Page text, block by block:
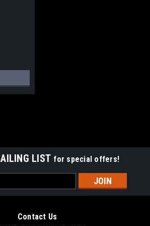
LIST for special offers!
Contact Us